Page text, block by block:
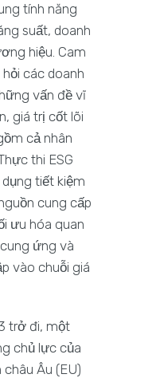
tính năng
suất, doanh
hiệu. Cam
các doanh
vấn đề vĩ
giá trị cốt lõi
cả nhân
thi ESG
tiết kiệm
cung cấp
ưu hóa quan
ứng và
vào chuỗi giá
trở đi, một
chủ lực của
Âu (EU)